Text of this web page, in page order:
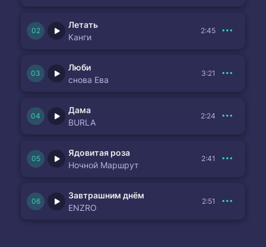
Летать
Канги
2:45
Люби
снова Ева
3:21
Дама
BURLA
2:24
Ядовитая роза
Ночной Маршрут
2:41
Завтрашним днём
ENZRO
2:51